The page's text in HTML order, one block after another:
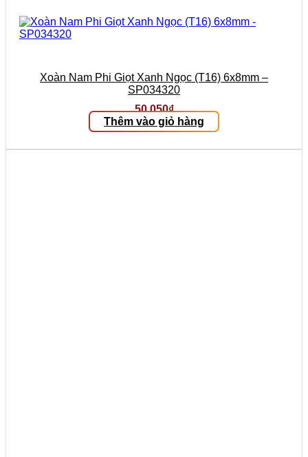
Xoàn Nam Phi Giọt Xanh Ngọc (T16) 6x8mm –
SP034320
50.050₫
Thêm vào giỏ hàng